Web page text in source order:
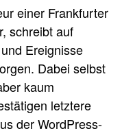
einer Frankfurter
schreibt auf
Ereignisse
Dabei selbst
kaum
letztere
der WordPress-